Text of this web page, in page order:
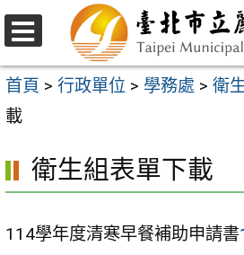
跳
至
主
要
容
區
選
單
首頁 > 行政單位 > 學務處 > 衛
載
衛生組表單下載
114學年度清寒早餐補助申請書